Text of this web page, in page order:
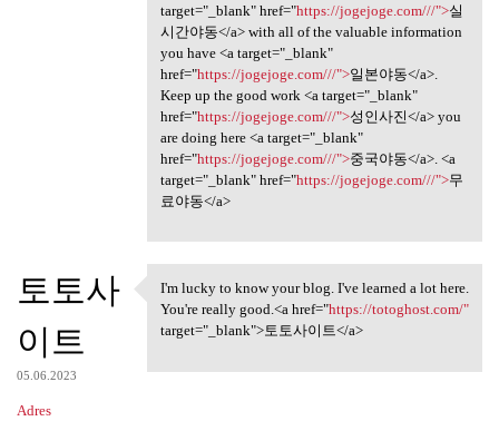
target="_blank" href="https://jogejoge.com///">실
시간야동</a> with all of the valuable information
you have <a target="_blank"
href="https://jogejoge.com///">일본야동</a>.
Keep up the good work <a target="_blank"
href="https://jogejoge.com///">성인사진</a> you
are doing here <a target="_blank"
href="https://jogejoge.com///">중국야동</a>. <a
target="_blank" href="https://jogejoge.com///">무
료야동</a>
토토사
이트
05.06.2023
Adres
I'm lucky to know your blog.
I'm lucky to know your blog. I've learned a lot here.
You're really good.<a href="https://totoghost.com/"
target="_blank">토토사이트</a>